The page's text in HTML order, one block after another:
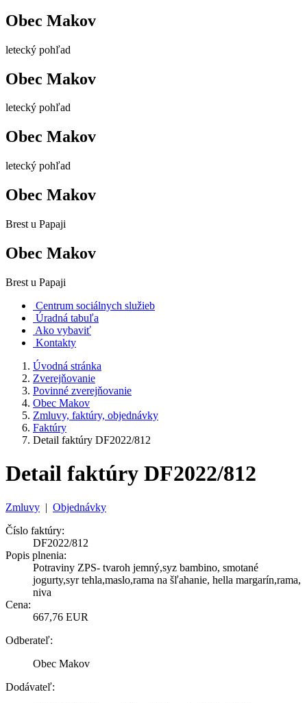
Obec Makov
letecký pohľad
Obec Makov
letecký pohľad
Obec Makov
letecký pohľad
Obec Makov
Brest u Papaji
Obec Makov
Brest u Papaji
Centrum sociálnych služieb
Úradná tabuľa
Ako vybaviť
Kontakty
Úvodná stránka
Zverejňovanie
Povinné zverejňovanie
Obec Makov
Zmluvy, faktúry, objednávky
Faktúry
Detail faktúry DF2022/812
Detail faktúry DF2022/812
Zmluvy | Objednávky
Číslo faktúry:
DF2022/812
Popis plnenia:
Potraviny ZPS- tvaroh jemný,syz bambino, smotané
jogurty,syr tehla,maslo,rama na šľahanie, hella margarín,rama,
niva
Cena:
667,76 EUR
Odberateľ:
Obec Makov
Dodávateľ: